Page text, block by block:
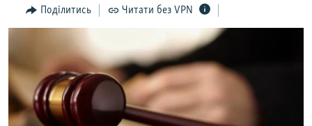
Перейти
до
ПОГЛЯД
ВСЕ ЗА ДЕНЬ
СПЕЦПРОЕКТИ
ДЕПОРТАЦІЯ
ЯК ОБІЙТИ БЛОКУВАННЯ
Поділитись Читати без VPN